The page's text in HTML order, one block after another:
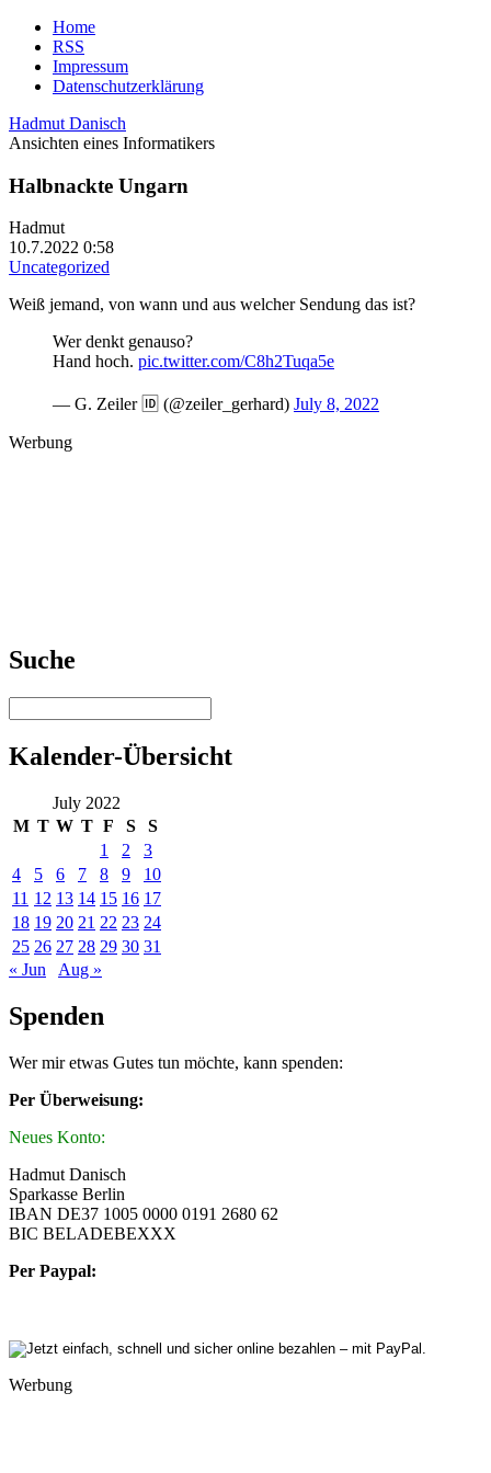
Home
RSS
Impressum
Datenschutzerklärung
Hadmut Danisch
Ansichten eines Informatikers
Halbnackte Ungarn
Hadmut
10.7.2022 0:58
Uncategorized
Weiß jemand, von wann und aus welcher Sendung das ist?
Wer denkt genauso?
Hand hoch. pic.twitter.com/C8h2Tuqa5e
— G. Zeiler 🆔 (@zeiler_gerhard) July 8, 2022
Werbung
Suche
Kalender-Übersicht
July 2022
M T W T F S
S
1
2
3
4
5 6 7 8 9
10
11 12 13 14 15 16 17
18 19 20 21 22 23 24
25 26 27 28 29 30 31
« Jun
Aug »
Spenden
Wer mir etwas Gutes tun möchte, kann spenden:
Per Überweisung:
Neues Konto:
Hadmut Danisch
Sparkasse Berlin
IBAN DE37 1005 0000 0191 2680 62
BIC BELADEBEXXX
Per Paypal:
Werbung